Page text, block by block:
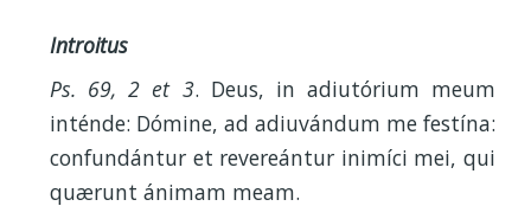
Introitus
Ps. 69, 2 et 3. Deus, in adiutórium meum
inténde: Dómine, ad adiuvándum me festína:
confundántur et revereántur inimíci mei, qui
quærunt ánimam meam.